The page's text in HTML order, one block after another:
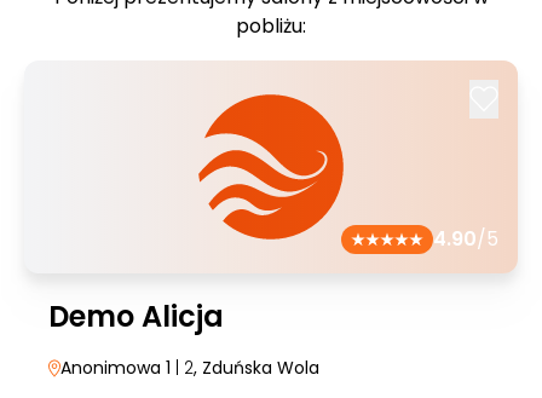
pobliżu:
4.90/5
Demo Alicja
Anonimowa 1 | 2, Zduńska Wola